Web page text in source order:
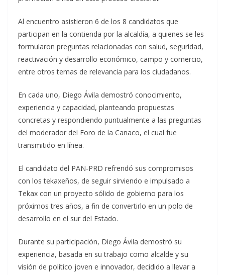
Al encuentro asistieron 6 de los 8 candidatos que
participan en la contienda por la alcaldía, a quienes se les
formularon preguntas relacionadas con salud, seguridad,
reactivación y desarrollo económico, campo y comercio,
entre otros temas de relevancia para los ciudadanos.
En cada uno, Diego Ávila demostró conocimiento,
experiencia y capacidad, planteando propuestas
concretas y respondiendo puntualmente a las preguntas
del moderador del Foro de la Canaco, el cual fue
transmitido en línea.
El candidato del PAN-PRD refrendó sus compromisos
con los tekaxeños, de seguir sirviendo e impulsado a
Tekax con un proyecto sólido de gobierno para los
próximos tres años, a fin de convertirlo en un polo de
desarrollo en el sur del Estado.
Durante su participación, Diego Ávila demostró su
experiencia, basada en su trabajo como alcalde y su
visión de político joven e innovador, decidido a llevar a